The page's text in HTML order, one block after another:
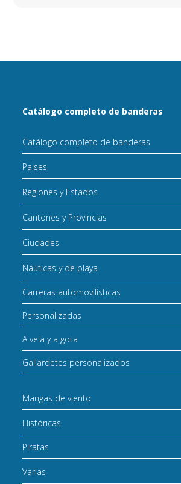
Catálogo completo de banderas
Catálogo completo de banderas
Paises
Regiones y Estados
Cantones y Provincias
Ciudades
Náuticas y de playa
Carreras automovilísticas
Personalizadas
A vela y a gota
Gallardetes personalizados
Mangas de viento
Históricas
Piratas
Varias